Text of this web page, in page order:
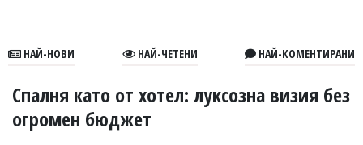
В
УКРАЙНА
СПОРТ
НАЙ-НОВИ НАЙ-ЧЕТЕНИ НАЙ-КОМЕНТИРАНИ
Спалня като от хотел: луксозна визия без
огромен бюджет